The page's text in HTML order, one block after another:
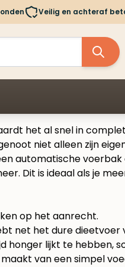
Veilig en achteraf
het al snel in
niet alleen zijn
automatische
Dit is ideaal als je
net het dure
honger lijkt te hebben,
van een simpel